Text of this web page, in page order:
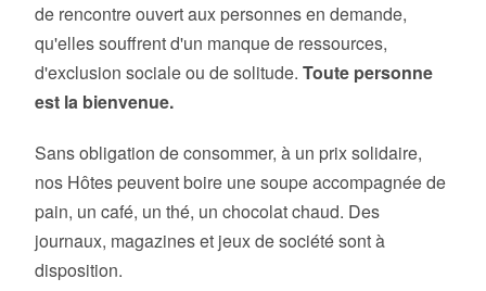
de rencontre ouvert aux personnes en demande,
qu'elles souffrent d'un manque de ressources,
d'exclusion sociale ou de solitude. Toute personne
est la bienvenue.
Sans obligation de consommer, à un prix solidaire,
nos Hôtes peuvent boire une soupe accompagnée de
pain, un café, un thé, un chocolat chaud. Des
journaux, magazines et jeux de société sont à
disposition.